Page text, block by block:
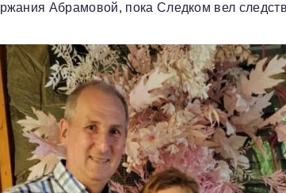
Абрамовой, пока Следком вел